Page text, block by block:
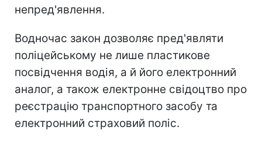
непред'явлення.
Водночас закон дозволяє пред'являти
поліцейському не лише пластикове
посвідчення водія, а й його електронний
аналог, а також електронне свідоцтво про
реєстрацію транспортного засобу та
електронний страховий поліс.